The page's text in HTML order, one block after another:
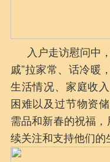
入户走访慰问中
戚”拉家常、话冷暖
生活情况、家庭收
困难以及过节物资
需品和新春的祝福
续关注和支持他们的